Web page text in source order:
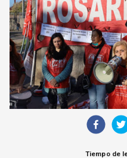
Política
Tiempo de